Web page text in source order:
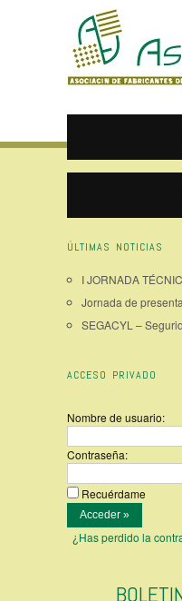
ÚLTIMAS NOTICIAS
I JORNADA
Jornada de
SEGACYL –
ACCESO PRIVADO
Nombre de usuario:
Contraseña:
Recuérdame
¿Has perdido la